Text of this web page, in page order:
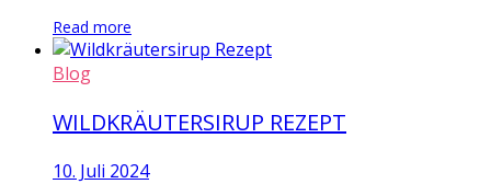
Read more
Blog
WILDKRÄUTERSIRUP REZEPT
10. Juli 2024